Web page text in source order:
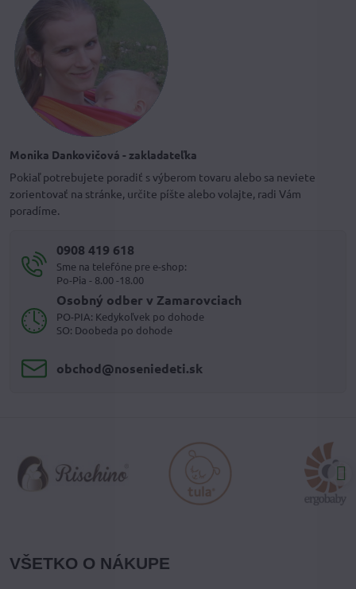
Monika Dankovičová - zakladateľka
Pokiaľ potrebujete poradiť s výberom tovaru alebo sa neviete
zorientovať na stránke, určite píšte alebo volajte, radi Vám
poradíme.
0908 419 618
Sme na telefóne pre e-shop:
Po-Pia - 8.00 -18.00
Osobný odber v Zamarovciach
PO-PIA: Kedykoľvek po dohode
SO: Doobeda po dohode
obchod​@noseniedeti​.sk
VŠETKO O NÁKUPE